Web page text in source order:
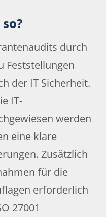
durch
Feststellungen
der IT Sicherheit.
IT-
werden
eine klare
Zusätzlich
für die
erforderlich
27001